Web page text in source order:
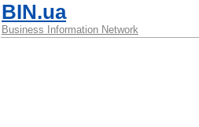
BIN.ua
Business Information Network